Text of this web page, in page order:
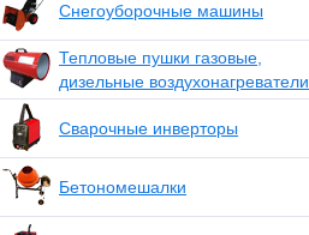
Снегоуборочные машины
Тепловые пушки газовые,
дизельные воздухонагреватели
Сварочные инверторы
Бетономешалки